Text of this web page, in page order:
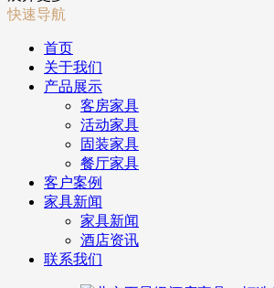
快速导航
首页
关于我们
产品展示
客房家具
活动家具
固装家具
餐厅家具
客户案例
家具新闻
家具新闻
酒店资讯
联系我们